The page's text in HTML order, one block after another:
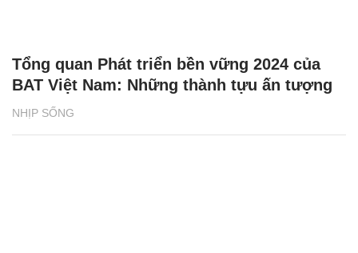
NHỊP SỐNG
Tổng quan Phát triển bền vững 2024 của
BAT Việt Nam: Những thành tựu ấn tượng